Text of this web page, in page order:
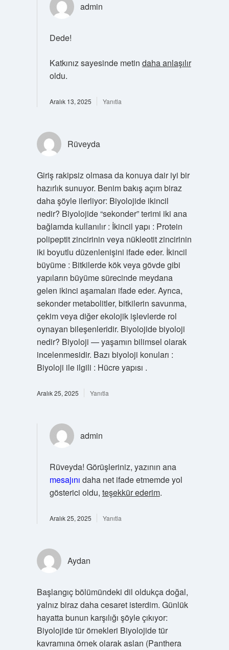
admin
Dede!
Katkınız sayesinde metin daha anlaşılır
oldu.
Aralık 13, 2025 Yanıtla
Rüveyda
Giriş rakipsiz olmasa da konuya dair iyi bir
hazırlık sunuyor. Benim bakış açım biraz
daha şöyle ilerliyor: Biyolojide ikincil
nedir? Biyolojide “sekonder” terimi iki ana
bağlamda kullanılır : İkincil yapı : Protein
polipeptit zincirinin veya nükleotit zincirinin
iki boyutlu düzenlenişini ifade eder. İkincil
büyüme : Bitkilerde kök veya gövde gibi
yapıların büyüme sürecinde meydana
gelen ikinci aşamaları ifade eder. Ayrıca,
sekonder metabolitler, bitkilerin savunma,
çekim veya diğer ekolojik işlevlerde rol
oynayan bileşenleridir. Biyolojide biyoloji
nedir? Biyoloji — yaşamın bilimsel olarak
incelenmesidir. Bazı biyoloji konuları :
Biyoloji ile ilgili : Hücre yapısı .
Aralık 25, 2025 Yanıtla
admin
Rüveyda! Görüşleriniz, yazının ana
mesajını daha net ifade etmemde yol
gösterici oldu, teşekkür ederim.
Aralık 25, 2025 Yanıtla
Aydan
Başlangıç bölümündeki dil oldukça doğal,
yalnız biraz daha cesaret isterdim. Günlük
hayatta bunun karşılığı şöyle çıkıyor:
Biyolojide tür örnekleri Biyolojide tür
kavramına örnek olarak aslan (Panthera